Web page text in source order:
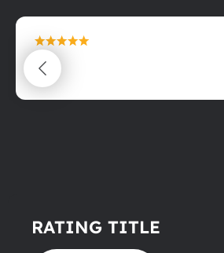
maximální spokojenost
22.06.2025
RATING TITLE